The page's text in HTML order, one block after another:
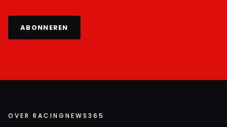
ABONNEREN
OVER RACINGNEWS365